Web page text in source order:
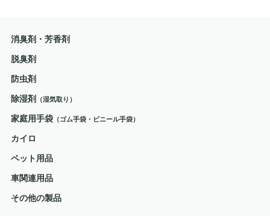
消臭剤・芳香剤
脱臭剤
防虫剤
除湿剤 （湿気取り）
家庭用手袋（ゴム手袋・ビニール手袋）
カイロ
ペット用品
車関連用品
その他の製品